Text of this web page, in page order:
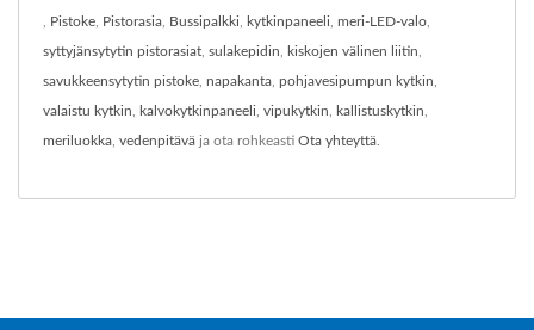
Pistoke Pistorasia Bussipalkki kytkinpaneeli meri-LED-valo
syttyjänsytytin pistorasiat sulakepidin kiskojen välinen liitin
savukkeensytytin pistoke napakanta pohjavesipumpun kytkin
valaistu kytkin kalvokytkinpaneeli vipukytkin kallistuskytkin
meriluokka vedenpitävä ja ota rohkeasti Ota yhteyttä